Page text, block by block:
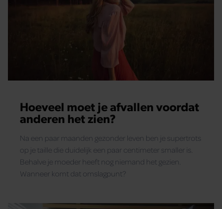
Hoeveel moet je afvallen voordat
anderen het zien?
Na een paar maanden gezonder leven ben je supertrots
op je taille die duidelijk een paar centimeter smaller is.
Behalve je moeder heeft nog niemand het gezien.
Wanneer komt dat omslagpunt?